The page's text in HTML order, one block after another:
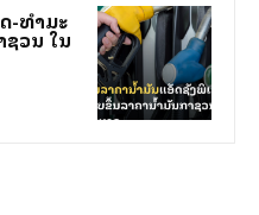
-ທຳ​ມະ​
ຊວນ ​ໃນ​